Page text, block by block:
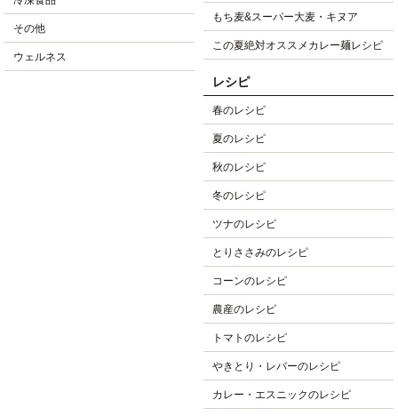
その他
ウェルネス
もち麦&スーパー大麦・キヌア
この夏絶対オススメカレー麺レシピ
レシピ
春のレシピ
夏のレシピ
秋のレシピ
冬のレシピ
ツナのレシピ
とりささみのレシピ
コーンのレシピ
農産のレシピ
トマトのレシピ
やきとり・レバーのレシピ
カレー・エスニックのレシピ